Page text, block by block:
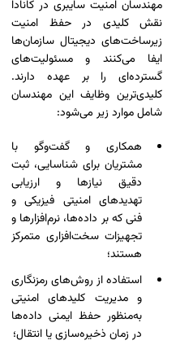
مهندسان امنیت سایبری در کانادا
نقش کلیدی در حفظ امنیت
زیرساخت‌های دیجیتال سازمان‌ها
ایفا می‌کنند و مسئولیت‌های
گسترده‌ای را بر عهده دارند.
کلیدی‌ترین وظایف این مهندسان
شامل موارد زیر می‌شود:
همکاری و گفت‌وگو با
مشتریان برای شناسایی، ثبت
دقیق نیازها و ارزیابی
تهدیدهای امنیتی فیزیکی و
فنی که بر داده‌ها، نرم‌افزارها و
تجهیزات سخت‌افزاری متمرکز
هستند؛
استفاده از روش‌های رمزنگاری
و مدیریت کلیدهای امنیتی
به‌منظور حفظ ایمنی داده‌ها
در زمان ذخیره‌سازی یا انتقال؛